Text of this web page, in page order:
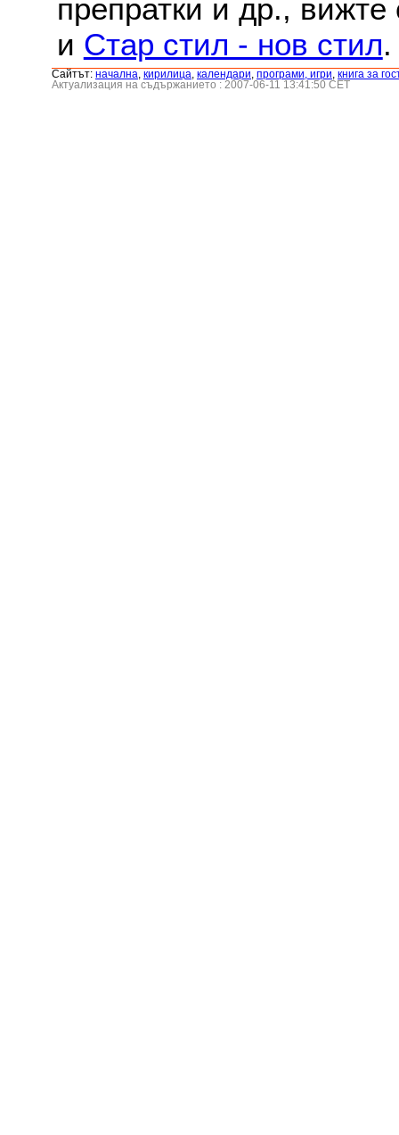
препратки и др.,
и Стар стил - нов стил.
Сайтът: началнa кирилица календари програми, игри книга за
Актуализация на съдържанието : 2007-06-11 13:41:50 CET